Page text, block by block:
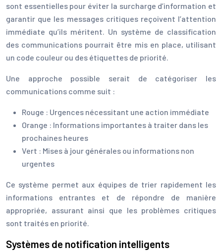
sont essentielles pour éviter la surcharge d’information et
garantir que les messages critiques reçoivent l’attention
immédiate qu’ils méritent. Un système de classification
des communications pourrait être mis en place, utilisant
un code couleur ou des étiquettes de priorité.
Une approche possible serait de catégoriser les
communications comme suit :
Rouge : Urgences nécessitant une action immédiate
Orange : Informations importantes à traiter dans les
prochaines heures
Vert : Mises à jour générales ou informations non
urgentes
Ce système permet aux équipes de trier rapidement les
informations entrantes et de répondre de manière
appropriée, assurant ainsi que les problèmes critiques
sont traités en priorité.
Systèmes de notification intelligents